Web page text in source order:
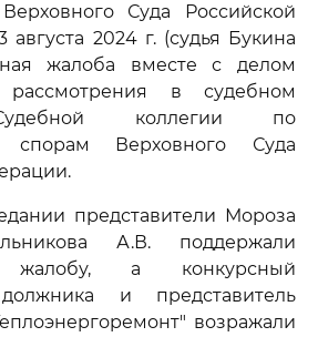
Суда Российской
2024 г. (судья Букина
жалоба вместе с делом
в судебном
коллегии по
спорам Верховного Суда
представители Мороза
А.В. поддержали
жалобу, а конкурсный
и представитель
возражали